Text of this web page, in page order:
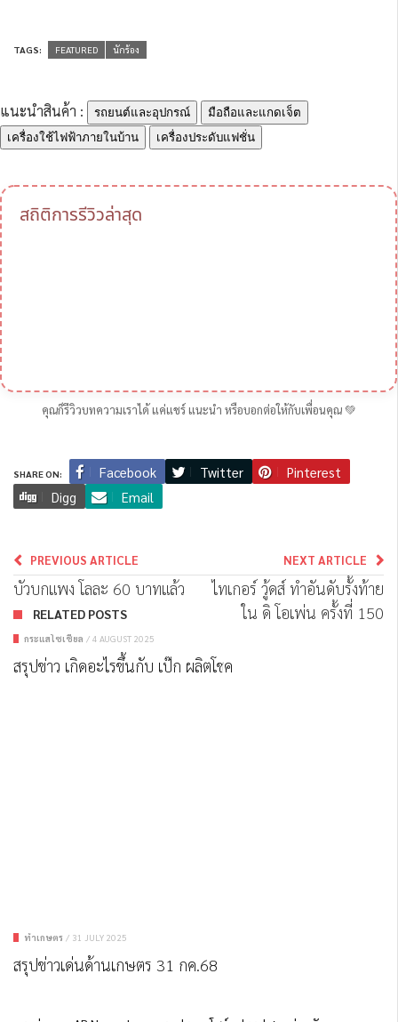
TAGS: FEATURED นักร้อง
แนะนำสินค้า : รถยนต์และอุปกรณ์
มือถือและแกดเจ็ต
เครื่องใช้ไฟฟ้าภายในบ้าน
เครื่องประดับแฟชั่น
สถิติการรีวิวล่าสุด
คุณก็รีวิวบทความเราได้ แค่แชร์ แนะนำ หรือบอกต่อให้กับเพื่อนคุณ 💚
SHARE ON: Facebook Twitter
Pinterest
Digg
Email
PREVIOUS ARTICLE
บัวบกแพง โลละ 60 บาทแล้ว
NEXT ARTICLE
ไทเกอร์ วู้ดส์ ทำอันดับรั้งท้าย
ใน ดิ โอเพ่น ครั้งที่ 150
RELATED POSTS
กระแสโซเชียล / 4 AUGUST 2025
สรุปข่าว เกิดอะไรขึ้นกับ เป๊ก ผลิตโชค
ทำเกษตร / 31 JULY 2025
สรุปข่าวเด่นด้านเกษตร 31 กค.68